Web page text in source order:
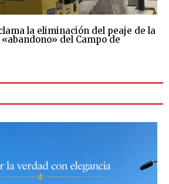
la eliminación del peaje de la
del Campo de